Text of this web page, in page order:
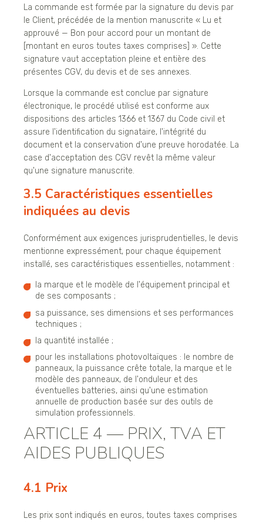
La commande est formée par la signature du devis par
le Client, précédée de la mention manuscrite « Lu et
approuvé — Bon pour accord pour un montant de
[montant en euros toutes taxes comprises] ». Cette
signature vaut acceptation pleine et entière des
présentes CGV, du devis et de ses annexes.
Lorsque la commande est conclue par signature
électronique, le procédé utilisé est conforme aux
dispositions des articles 1366 et 1367 du Code civil et
assure l'identification du signataire, l'intégrité du
document et la conservation d'une preuve horodatée. La
case d'acceptation des CGV revêt la même valeur
qu'une signature manuscrite.
3.5 Caractéristiques essentielles
indiquées au devis
Conformément aux exigences jurisprudentielles, le devis
mentionne expressément, pour chaque équipement
installé, ses caractéristiques essentielles, notamment :
la marque et le modèle de l'équipement principal et
de ses composants ;
sa puissance, ses dimensions et ses performances
techniques ;
la quantité installée ;
pour les installations photovoltaïques : le nombre de
panneaux, la puissance crête totale, la marque et le
modèle des panneaux, de l'onduleur et des
éventuelles batteries, ainsi qu'une estimation
annuelle de production basée sur des outils de
simulation professionnels.
ARTICLE 4 — PRIX, TVA ET
AIDES PUBLIQUES
4.1 Prix
Les prix sont indiqués en euros, toutes taxes comprises